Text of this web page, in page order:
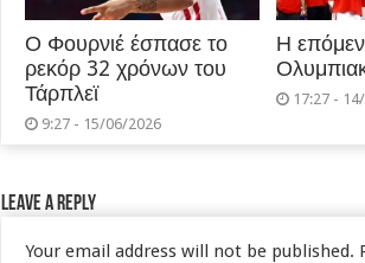
Ο Φουρνιέ έσπασε το
ρεκόρ 32 χρόνων του
Τάρπλεϊ
9:27 - 15/06/2026
Η
17:27 -
Leave a Reply
Your email address will not be published.